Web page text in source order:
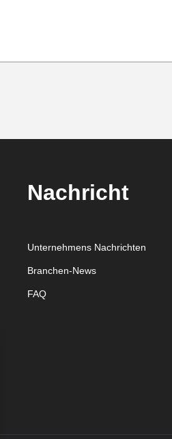
Nachricht
Unternehmens Nachrichten
Branchen-News
FAQ